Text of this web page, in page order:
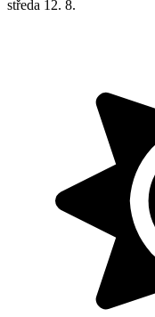
středa 12. 8.